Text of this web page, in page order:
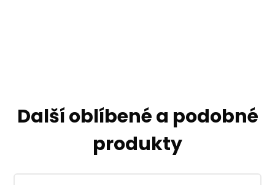
Další oblíbené a podobné
produkty